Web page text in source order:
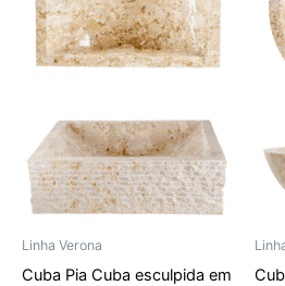
Linha Verona
Cuba Pia Cuba esculpida em